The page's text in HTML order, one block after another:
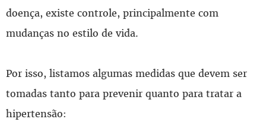
doença, existe controle, principalmente com
mudanças no estilo de vida.
Por isso, listamos algumas medidas que devem ser
tomadas tanto para prevenir quanto para tratar a
hipertensão: